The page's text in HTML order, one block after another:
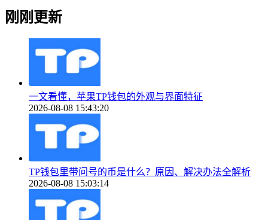
刚刚更新
一文看懂，苹果TP钱包的外观与界面特征
2026-08-08 15:43:20
TP钱包里带问号的币是什么？原因、解决办法全解析
2026-08-08 15:03:14